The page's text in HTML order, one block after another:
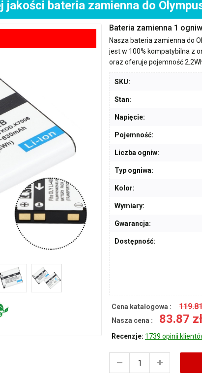
jakości bateria zamienna do
Bateria zamienna 1
Nasza bateria zamienna do
jest w 100% kompatybilna z
oraz oferuje pojemność
SKU:
Stan:
Napięcie:
Pojemność:
Liczba ogniw:
Typ ogniwa:
Kolor:
Wymiary:
Gwarancja:
Dostępność:
Cena katalogowa :
Nasza cena :
83.87 zł
Recenzje: 1739 opinii